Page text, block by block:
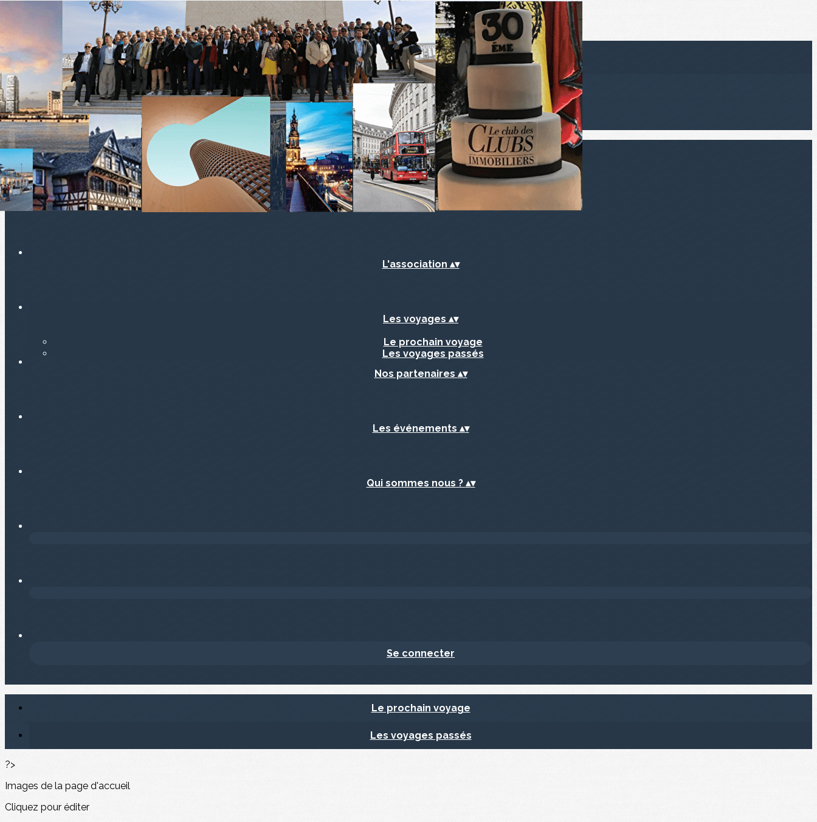
Exporter les lignes sélectionnées
Exporter toutes les colonnes
Exporter uniquement les colonnes affichées
Menu
<
>
Le prochain voyage
Les voyages passés
Ajoutez un logo, un bouton, des réseaux sociaux
Cliquez pour éditer
L'association ▴▾
Les voyages ▴▾
Le prochain voyage
Les voyages passés
Nos partenaires ▴▾
Les événements ▴▾
Qui sommes nous ? ▴▾
Se connecter
Le prochain voyage
Les voyages passés
?>
Images de la page d'accueil
Cliquez pour éditer